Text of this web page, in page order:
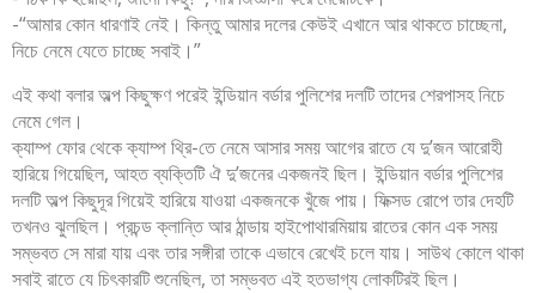
-“আমার কোন ধারণাই নেই। কিন্তু আমার দলের কেউই এখানে আর থাকতে চাচ্ছেনা,
নিচে নেমে যেতে চাচ্ছে সবাই।”
এই কথা বলার অল্প কিছুক্ষণ পরেই ইন্ডিয়ান বর্ডার পুলিশের দলটি তাদের শেরপাসহ নিচে
নেমে গেল।
ক্যাম্প ফোর থেকে ক্যাম্প থ্রি-তে নেমে আসার সময় আগের রাতে যে দু’জন আরোহী
হারিয়ে গিয়েছিল, আহত ব্যক্তিটি ঐ দু’জনের একজনই ছিল। ইন্ডিয়ান বর্ডার পুলিশের
দলটি অল্প কিছুদূর গিয়েই হারিয়ে যাওয়া একজনকে খুঁজে পায়। ফিক্সড রোপে তার দেহটি
তখনও ঝুলছিল। প্রচন্ড ক্লান্তি আর ঠান্ডায় হাইপোথারমিয়ায় রাতের কোন এক সময়
সম্ভবত সে মারা যায় এবং তার সঙ্গীরা তাকে এভাবে রেখেই চলে যায়। সাউথ কোলে থাকা
সবাই রাতে যে চিৎকারটি শুনেছিল, তা সম্ভবত এই হতভাগ্য লোকটিরই ছিল।